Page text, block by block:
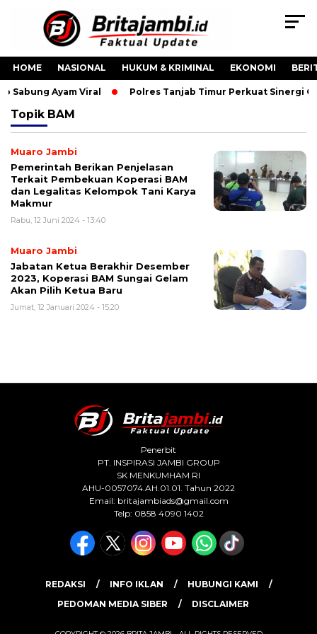
HOME NASIONAL HUKUM & KRIMINAL EKONOMI
Sabung Ayam Viral Polres Tanjab Timur Perkuat Sinergi
Topik BAM
Muaro Jambi
Pemerintah Berikan Penjelasan
Terkait Pembekuan Koperasi BAM
dan Legalitas Kelompok Tani Karya
Makmur
Rabu, 12 Juni 2024 - 13:40
Muaro Jambi
Jabatan Ketua Berakhir Desember
2023, Koperasi BAM Sungai Gelam
Akan Pilih Ketua Baru
Jumat, 12 Januari 2024 - 15:20
Penerbit
PT. INSPIRASI JAMBI GROUP
SK MENKUMHAM RI
AHU-0057074.AH.01.01. Tahun 2022
Email: britajambiads@gmail.com
Telp: 0858 4090 1402
REDAKSI INFO IKLAN
HUBUNGI KAMI
PEDOMAN MEDIA SIBER
DISCLAIMER